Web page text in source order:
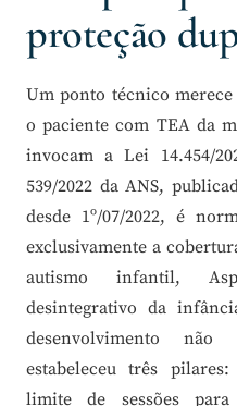
proteção
Um ponto técnico
o paciente com TEA da
invocam a Lei 14.454/
539/2022 da ANS,
desde 1º/07/2022, é
exclusivamente a
autismo infantil,
desintegrativo da
desenvolvimento
estabeleceu três
limite de sessões para